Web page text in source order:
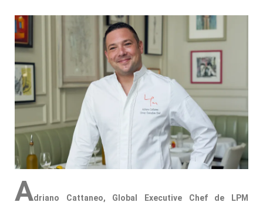
Adriano Cattaneo, Global Executive Chef de LPM